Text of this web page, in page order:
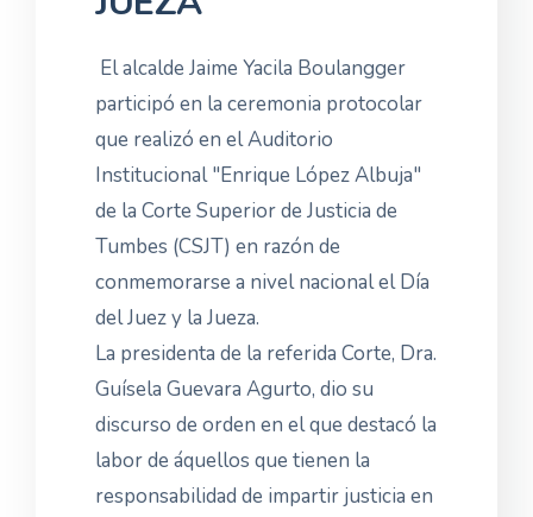
El alcalde Jaime Yacila Boulangger
participó en la ceremonia protocolar
que realizó en el Auditorio
Institucional "Enrique López Albuja"
de la Corte Superior de Justicia de
Tumbes (CSJT) en razón de
conmemorarse a nivel nacional el Día
del Juez y la Jueza.
La presidenta de la referida Corte, Dra.
Guísela Guevara Agurto, dio su
discurso de orden en el que destacó la
labor de áquellos que tienen la
responsabilidad de impartir justicia en